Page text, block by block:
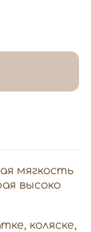
мягкость
высоко
коляске,